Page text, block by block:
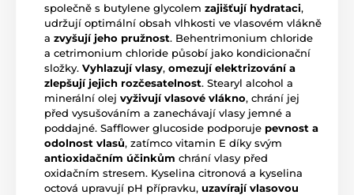
společně s butylene glycolem zajišťují hydrataci,
udržují optimální obsah vlhkosti ve vlasovém vlákně
a zvyšují jeho pružnost. Behentrimonium chloride
a cetrimonium chloride působí jako kondicionační
složky. Vyhlazují vlasy, omezují elektrizování a
zlepšují jejich rozčesatelnost. Stearyl alcohol a
minerální olej vyživují vlasové vlákno, chrání jej
před vysušováním a zanechávají vlasy jemné a
poddajné. Safflower glucoside podporuje pevnost a
odolnost vlasů, zatímco vitamin E díky svým
antioxidačním účinkům chrání vlasy před
oxidačním stresem. Kyselina citronová a kyselina
octová upravují pH přípravku, uzavírají vlasovou